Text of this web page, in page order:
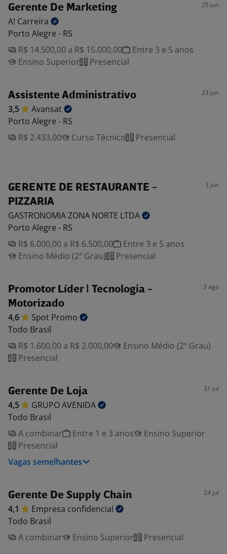
Gerente De Marketing 25 jun
A! Carreira
Porto Alegre - RS
R$ 14.500,00 a R$ 15.000,00
Entre 3 e 5 anos
Ensino Superior
Presencial
Assistente Administrativo 23 jun
3,5
Avansat
Porto Alegre - RS
R$ 2.433,00
Curso Técnico Presencial
GERENTE DE RESTAURANTE -
PIZZARIA
3 jun
GASTRONOMIA ZONA NORTE LTDA
Porto Alegre - RS
R$ 6.000,00 a R$ 6.500,00
Entre 3 e 5 anos
Ensino Médio (2º Grau)
Presencial
Promotor Líder | Tecnologia -
Motorizado
3 ago
4,6 Spot Promo
Todo Brasil
R$ 1.600,00 a R$ 2.000,00
Ensino Médio (2º Grau)
Presencial
Gerente De Loja 31 jul
4,5 GRUPOAVENIDA
Todo Brasil
A combinar
Entre 1 e 3 anos
Ensino Superior
Presencial
Vagas semelhantes
Gerente De Supply Chain 24 jul
4,1 Empresa confidencial
Todo Brasil
A combinar
Ensino Superior Presencial